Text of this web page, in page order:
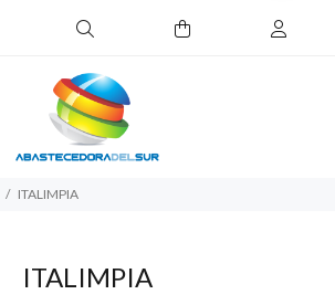
ITALIMPIA
ITALIMPIA